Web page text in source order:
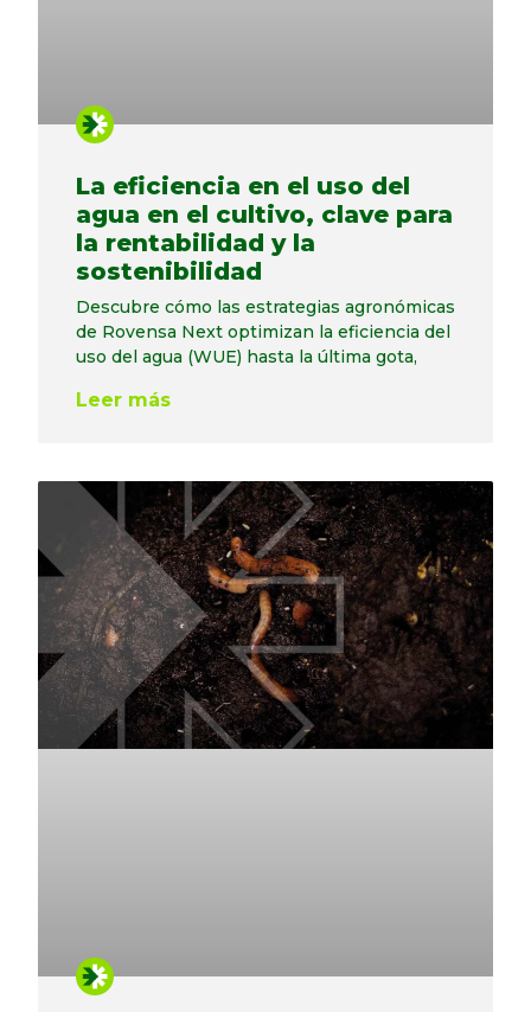
La eficiencia en el uso del
agua en el cultivo, clave para
la rentabilidad y la
sostenibilidad
Descubre cómo las estrategias agronómicas
de Rovensa Next optimizan la eficiencia del
uso del agua (WUE) hasta la última gota,
Leer más